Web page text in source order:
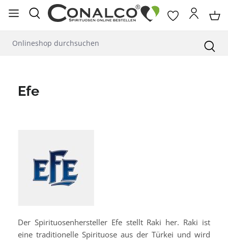
springen
Efe
Der Spirituosenhersteller Efe stellt Raki her. Raki ist
eine traditionelle Spirituose aus der Türkei und wird